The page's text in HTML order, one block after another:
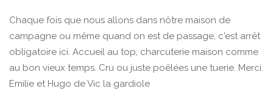
Chaque fois que nous allons dans nôtre maison de
campagne ou même quand on est de passage, c'est arrêt
obligatoire ici. Accueil au top, charcuterie maison comme
au bon vieux temps. Cru ou juste poêlées une tuerie. Merci.
Emilie et Hugo de Vic la gardiole